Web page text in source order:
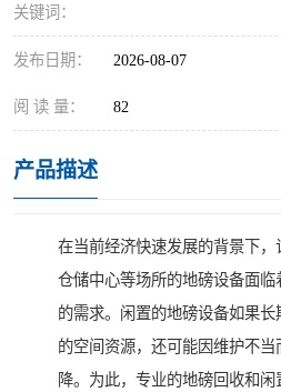
关键词：
发布日期： 2026-08-07
阅 读 量： 82
产品描述
在当前经济快速发展的背景下，
仓储中心等场所的地磅设备面
的需求。闲置的地磅设备如果
的空间资源，还可能因维护不
降。为此，专业的地磅回收和